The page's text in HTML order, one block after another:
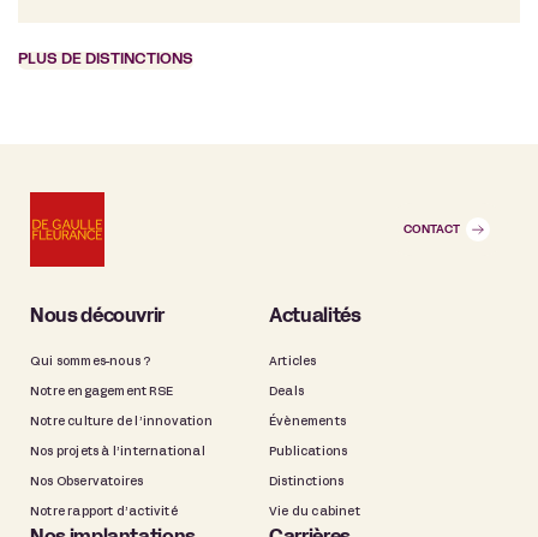
PLUS DE DISTINCTIONS
CONTACT
Nous découvrir
Qui sommes-nous ?
Notre engagement RSE
Notre culture de l’innovation
Nos projets à l’international
Nos Observatoires
Notre rapport d’activité
Actualités
Articles
Deals
Évènements
Publications
Distinctions
Vie du cabinet